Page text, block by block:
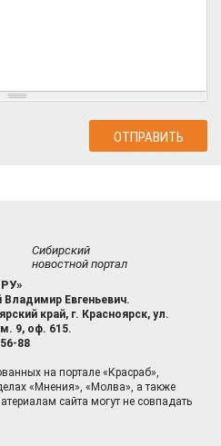
Сибирский
новостной портал
Владимир Евгеньевич.
край, г. Красноярск, ул.
9, оф. 615.
88
на портале «Красраб»,
«Мнения», «Молва», а также
сайта могут не совпадать